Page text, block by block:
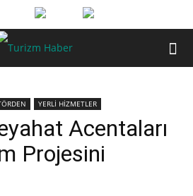
YERLİ HİZMETLER
Acentaları
Projesini